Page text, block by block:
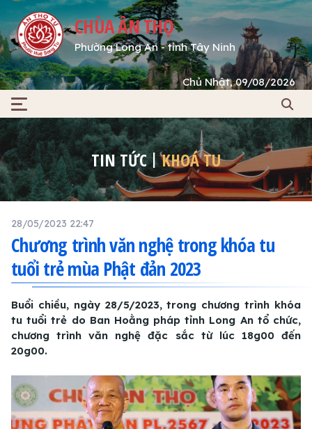
CHÙA ÂN THỌ
Phường Long An - tỉnh Tây Ninh
Chủ Nhật, 09/08/2026
TIN TỨC KHOÁ TU
28/05/2023 22:47
Chương trình văn nghệ trong khóa tu
tuổi trẻ mùa Phật đản 2023
Buổi chiều, ngày 28/5/2023, trong chương trình khóa
tu tuổi trẻ do Ban Hoằng pháp tỉnh Long An tổ chức,
chương trình văn nghệ đặc sắc từ lúc 18g00 đến
20g00.